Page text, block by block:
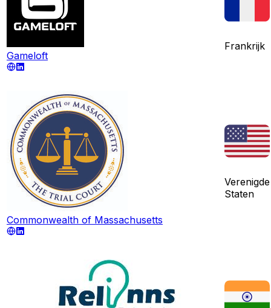
Gameloft
Frankrijk
Commonwealth of Massachusetts
Verenigde
Staten